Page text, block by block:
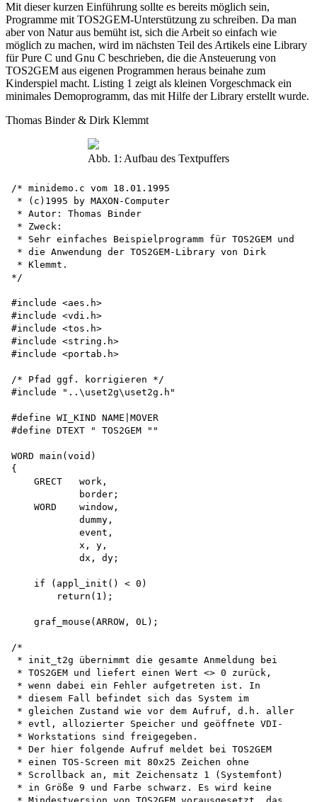
Mit dieser kurzen Einführung sollte es bereits möglich sein,
Programme mit TOS2GEM-Unterstützung zu schreiben. Da man
aber von Natur aus bemüht ist, sich die Arbeit so einfach wie
möglich zu machen, wird im nächsten Teil des Artikels eine Library
für Pure C und Gnu C beschrieben, die die Ansteuerung von
TOS2GEM aus eigenen Programmen heraus beinahe zum
Kinderspiel macht. Listing 1 zeigt als kleinen Vorgeschmack ein
minimales Demoprogramm, das mit Hilfe der Library erstellt wurde.
Thomas Binder & Dirk Klemmt
Abb. 1: Aufbau des Textpuffers
/* minidemo.c vom 18.01.1995
* (c)1995 by MAXON-Computer
* Autor: Thomas Binder
* Zweck:
* Sehr einfaches Beispielprogramm für TOS2GEM und
* die Anwendung der TOS2GEM-Library von Dirk
* Klemmt.
*/
#include <aes.h>
#include <vdi.h>
#include <tos.h>
#include <string.h>
#include <portab.h>
/* Pfad ggf. korrigieren */
#include "..\uset2g\uset2g.h"
#define WI_KIND NAME|MOVER
#define DTEXT " TOS2GEM ""
WORD main(void)
{
    GRECT   work,
            border;
    WORD    window,
            dummy,
            event,
            x, y,
            dx, dy;
    if (appl_init() < 0)
        return(1);
    graf_mouse(ARROW, 0L);
/*
* init_t2g übernimmt die gesamte Anmeldung bei
* TOS2GEM und liefert einen Wert <> 0 zurück,
* wenn dabei ein Fehler aufgetreten ist. In
* diesem Fall befindet sich das System im
* gleichen Zustand wie vor dem Aufruf, d.h. aller
* evtl, allozierter Speicher und geöffnete VDI-
* Workstations sind freigegeben.
* Der hier folgende Aufruf meldet bei TOS2GEM
* einen TOS-Screen mit 80x25 Zeichen ohne
* Scrollback an, mit Zeichensatz 1 (Systemfont)
* in Größe 9 und Farbe schwarz. Es wird keine